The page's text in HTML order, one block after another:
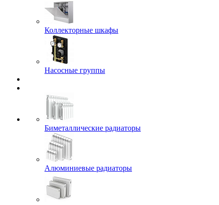
Коллекторные шкафы
Насосные группы
Биметаллические радиаторы
Алюминиевые радиаторы